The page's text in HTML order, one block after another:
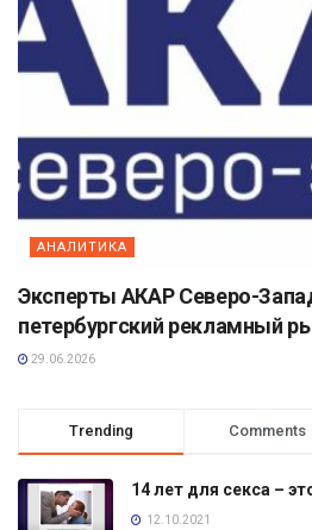
АНАЛИТИКА
Эксперты АКАР Северо-
петербургский рекламный
29.06.2026
Trending Comments
14 лет для секса –
12.10.2021